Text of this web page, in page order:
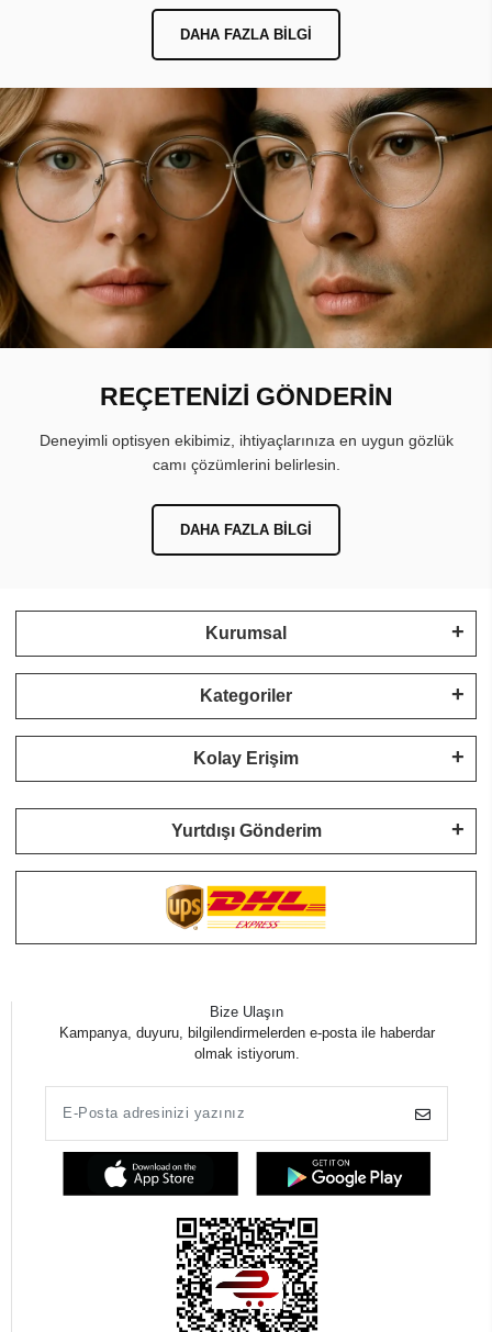
DAHA FAZLA BILGI
REÇETENİZİ GÖNDERİN
Deneyimli optisyen ekibimiz, ihtiyaçlarınıza en uygun gözlük
camı çözümlerini belirlesin.
DAHA FAZLA BILGI
Kurumsal
Kategoriler
Kolay Erişim
Yurtdışı Gönderim
Bize Ulaşın
Kampanya, duyuru, bilgilendirmelerden e-posta ile haberdar
olmak istiyorum.